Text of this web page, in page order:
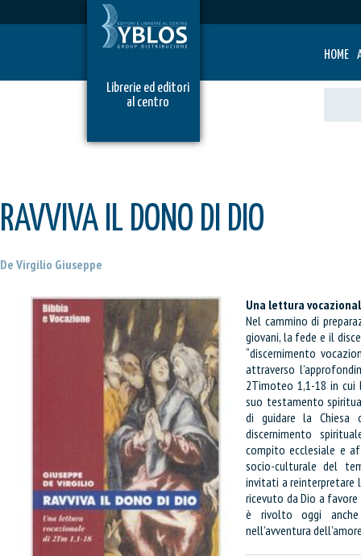
HOME
Librerie ed editori
al centro
RAVVIVA IL DONO DI DIO
De Virgilio Giuseppe
Una lettura
Nel cammino di
giovani, la fede e il
“discernimento
attraverso
2Timoteo 1,1-18 in cui
suo testamento
di guidare la
discernimento
compito ecclesiale e
socio-culturale del
invitati a reinterpretare
ricevuto da Dio a
è rivolto oggi
nell’avventura